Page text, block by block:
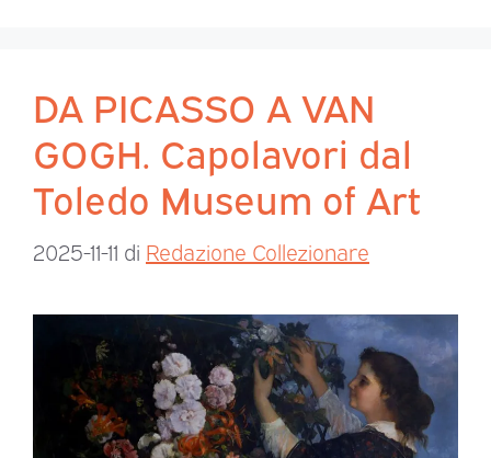
DA PICASSO A VAN
GOGH. Capolavori dal
Toledo Museum of Art
2025-11-11 di Redazione Collezionare